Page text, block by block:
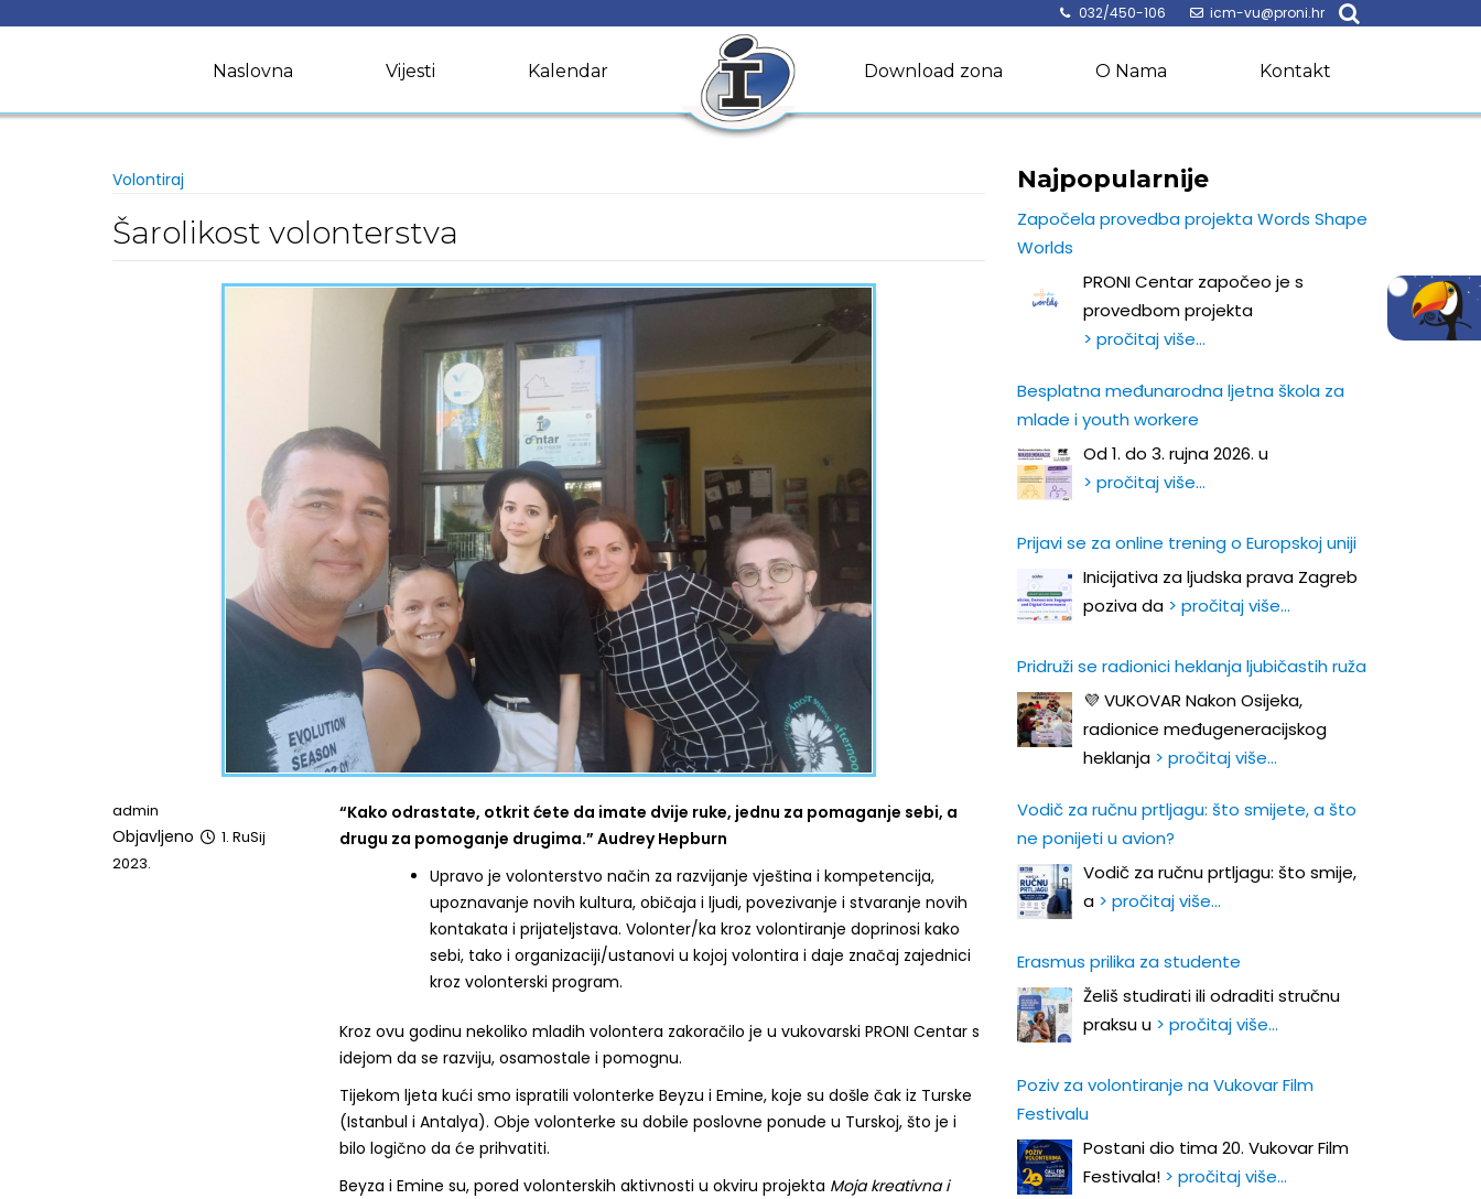
032/450-106 icm-vu@proni.hr
Naslovna Vijesti Kalendar Download zona O Nama Kontakt
Volontiraj
Šarolikost volonterstva
“Kako odrastate, otkrit ćete da imate dvije ruke, jednu za pomaganje sebi, a
drugu za pomoganje drugima.” Audrey Hepburn
Upravo je volonterstvo način za razvijanje vještina i kompetencija,
upoznavanje novih kultura, običaja i ljudi, povezivanje i stvaranje novih
kontakata i prijateljstava. Volonter/ka kroz volontiranje doprinosi kako
sebi, tako i organizaciji/ustanovi u kojoj volontira i daje značaj zajednici
kroz volonterski program.
Kroz ovu godinu nekoliko mladih volontera zakoračilo je u vukovarski PRONI Centar s
idejom da se razviju, osamostale i pomognu.
Tijekom ljeta kući smo ispratili volonterke Beyzu i Emine, koje su došle čak iz Turske
(Istanbul i Antalya). Obje volonterke su dobile poslovne ponude u Turskoj, što je i
bilo logično da će prihvatiti.
Beyza i Emine su, pored volonterskih aktivnosti u okviru projekta Moja kreativna i
admin
Objavljeno
1. RuSij
2023.
Najpopularnije
Započela provedba projekta Words Shape
Worlds
PRONI Centar započeo je s
provedbom projekta
> pročitaj više…
Besplatna međunarodna ljetna škola za
mlade i youth workere
Od 1. do 3. rujna 2026. u
> pročitaj više…
Prijavi se za online trening o Europskoj uniji
Inicijativa za ljudska prava Zagreb
poziva da > pročitaj više…
Pridruži se radionici heklanja ljubičastih ruža
💜 VUKOVAR Nakon Osijeka,
radionice međugeneracijskog
heklanja > pročitaj više…
Vodič za ručnu prtljagu: što smijete, a što
ne ponijeti u avion?
Vodič za ručnu prtljagu: što smije,
a > pročitaj više…
Erasmus prilika za studente
Želiš studirati ili odraditi stručnu
praksu u > pročitaj više…
Poziv za volontiranje na Vukovar Film
Festivalu
Postani dio tima 20. Vukovar Film
Festivala! > pročitaj više…